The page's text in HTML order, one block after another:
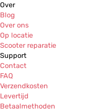
Over
Blog
Over ons
Op locatie
Scooter reparatie
Support
Contact
FAQ
Verzendkosten
Levertijd
Betaalmethoden